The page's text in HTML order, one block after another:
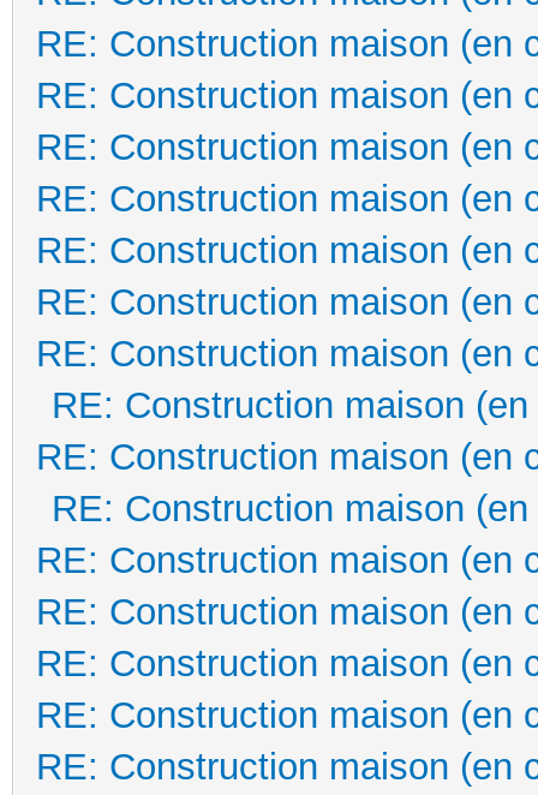
RE: Construction maison (en
RE: Construction maison (en
RE: Construction maison (en
RE: Construction maison (en
RE: Construction maison (en
RE: Construction maison (en
RE: Construction maison (en
RE: Construction maison
RE: Construction maison (en
RE: Construction maison
RE: Construction maison (en
RE: Construction maison (en
RE: Construction maison (en
RE: Construction maison (en
RE: Construction maison (en